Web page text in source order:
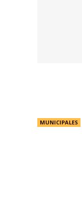
MUNICIPALES